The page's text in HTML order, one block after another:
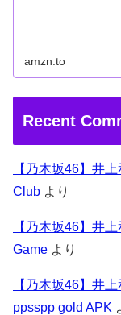
amzn.to
Recent
【乃木坂46】井
Club より
【乃木坂46】井
Game より
【乃木坂46】井
ppsspp gold APK